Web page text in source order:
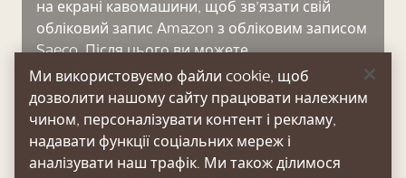
на екрані кавомашини, щоб зв’язати свій
обліковий запис Amazon з обліковим записом
Saeco. Після цього ви можете
використовувати службу Amazon Smart
Reorder.
Ми використовуємо файли cookie, щоб
дозволити нашому сайту працювати належним
чином, персоналізувати контент і рекламу,
надавати функції соціальних мереж і
аналізувати наш трафік. Ми також ділимося